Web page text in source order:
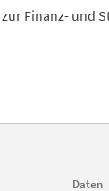
Finanz- und
Daten